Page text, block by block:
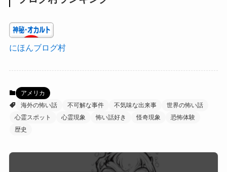
にほんブログ村
アメリカ
海外の怖い話
不可解な事件 不気味な出来事
世界の怖い話
心霊スポット
心霊現象 怖い話好き 怪奇現象
恐怖体験
歴史